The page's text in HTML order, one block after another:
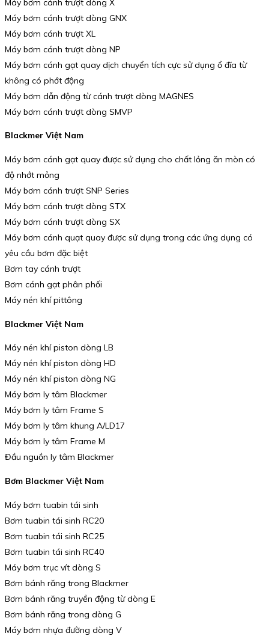
Máy bơm cánh trượt dòng X
Máy bơm cánh trượt dòng GNX
Máy bơm cánh trượt XL
Máy bơm cánh trượt dòng NP
Máy bơm cánh gạt quay dịch chuyển tích cực sử dụng ổ đĩa từ
không có phớt động
Máy bơm dẫn động từ cánh trượt dòng MAGNES
Máy bơm cánh trượt dòng SMVP
Blackmer Việt Nam
Máy bơm cánh gạt quay được sử dụng cho chất lỏng ăn mòn có
độ nhớt mỏng
Máy bơm cánh trượt SNP Series
Máy bơm cánh trượt dòng STX
Máy bơm cánh trượt dòng SX
Máy bơm cánh quạt quay được sử dụng trong các ứng dụng có
yêu cầu bơm đặc biệt
Bơm tay cánh trượt
Bơm cánh gạt phân phối
Máy nén khí pittông
Blackmer Việt Nam
Máy nén khí piston dòng LB
Máy nén khí piston dòng HD
Máy nén khí piston dòng NG
Máy bơm ly tâm Blackmer
Máy bơm ly tâm Frame S
Máy bơm ly tâm khung A/LD17
Máy bơm ly tâm Frame M
Đầu nguồn ly tâm Blackmer
Bơm Blackmer Việt Nam
Máy bơm tuabin tái sinh
Bơm tuabin tái sinh RC20
Bơm tuabin tái sinh RC25
Bơm tuabin tái sinh RC40
Máy bơm trục vít dòng S
Bơm bánh răng trong Blackmer
Bơm bánh răng truyền động từ dòng E
Bơm bánh răng trong dòng G
Máy bơm nhựa đường dòng V